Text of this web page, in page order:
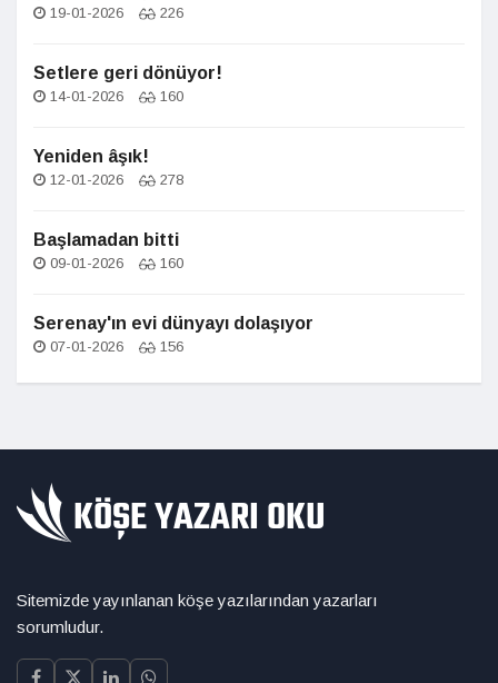
19-01-2026 226
Setlere geri dönüyor!
14-01-2026 160
Yeniden âşık!
12-01-2026 278
Başlamadan bitti
09-01-2026 160
Serenay'ın evi dünyayı dolaşıyor
07-01-2026 156
Sitemizde yayınlanan köşe yazılarından yazarları
sorumludur.